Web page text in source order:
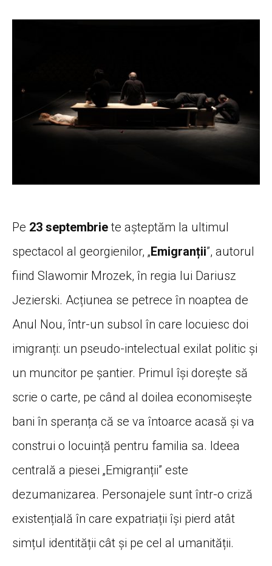
Pe 23 septembriete așteptăm la ultimul
spectacol al georgienilor, „Emigranții”, autorul
fiind Slawomir Mrozek, în regia lui Dariusz
Jezierski. Acțiunea se petrece în noaptea de
Anul Nou, într-un subsol în care locuiesc doi
imigranți: un pseudo-intelectual exilat politic și
un muncitor pe șantier. Primul își dorește să
scrie o carte, pe când al doilea economisește
bani în speranța că se va întoarce acasă și va
construi o locuință pentru familia sa. Ideea
centrală a piesei „Emigranții” este
dezumanizarea. Personajele sunt într-o criză
existențială în care expatriații își pierd atât
simțul identității cât și pe cel al umanității.